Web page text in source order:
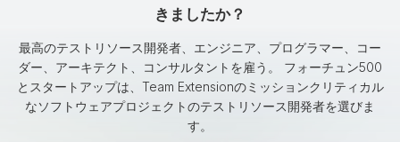
きましたか？
最高のテストリソース開発者、エンジニア、プログラマー、コー
ダー、アーキテクト、コンサルタントを雇う。 フォーチュン500
とスタートアップは、Team Extensionのミッションクリティカル
なソフトウェアプロジェクトのテストリソース開発者を選びま
す。